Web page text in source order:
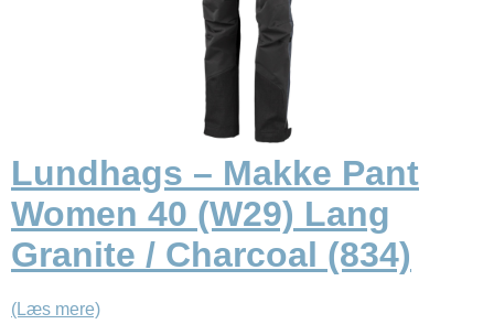
Lundhags – Makke Pant
Women 40 (W29) Lang
Granite / Charcoal (834)
(Læs mere)